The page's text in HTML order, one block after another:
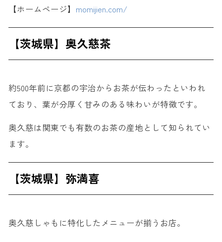
【ホームページ】 momijien.com/
【茨城県】奥久慈茶
約500年前に京都の宇治からお茶が伝わったといわれ
ており、葉が分厚く甘みのある味わいが特徴です。
奥久慈は関東でも有数のお茶の産地として知られてい
ます。
【茨城県】弥満喜
奥久慈しゃもに特化したメニューが揃うお店。